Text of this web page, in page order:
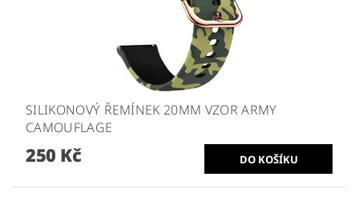
SILIKONOVÝ ŘEMÍNEK 20MM VZOR ARMY
CAMOUFLAGE
250 Kč